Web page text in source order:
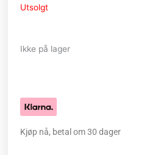
Utsolgt
Ikke på lager
Kjøp nå, betal om 30 dager